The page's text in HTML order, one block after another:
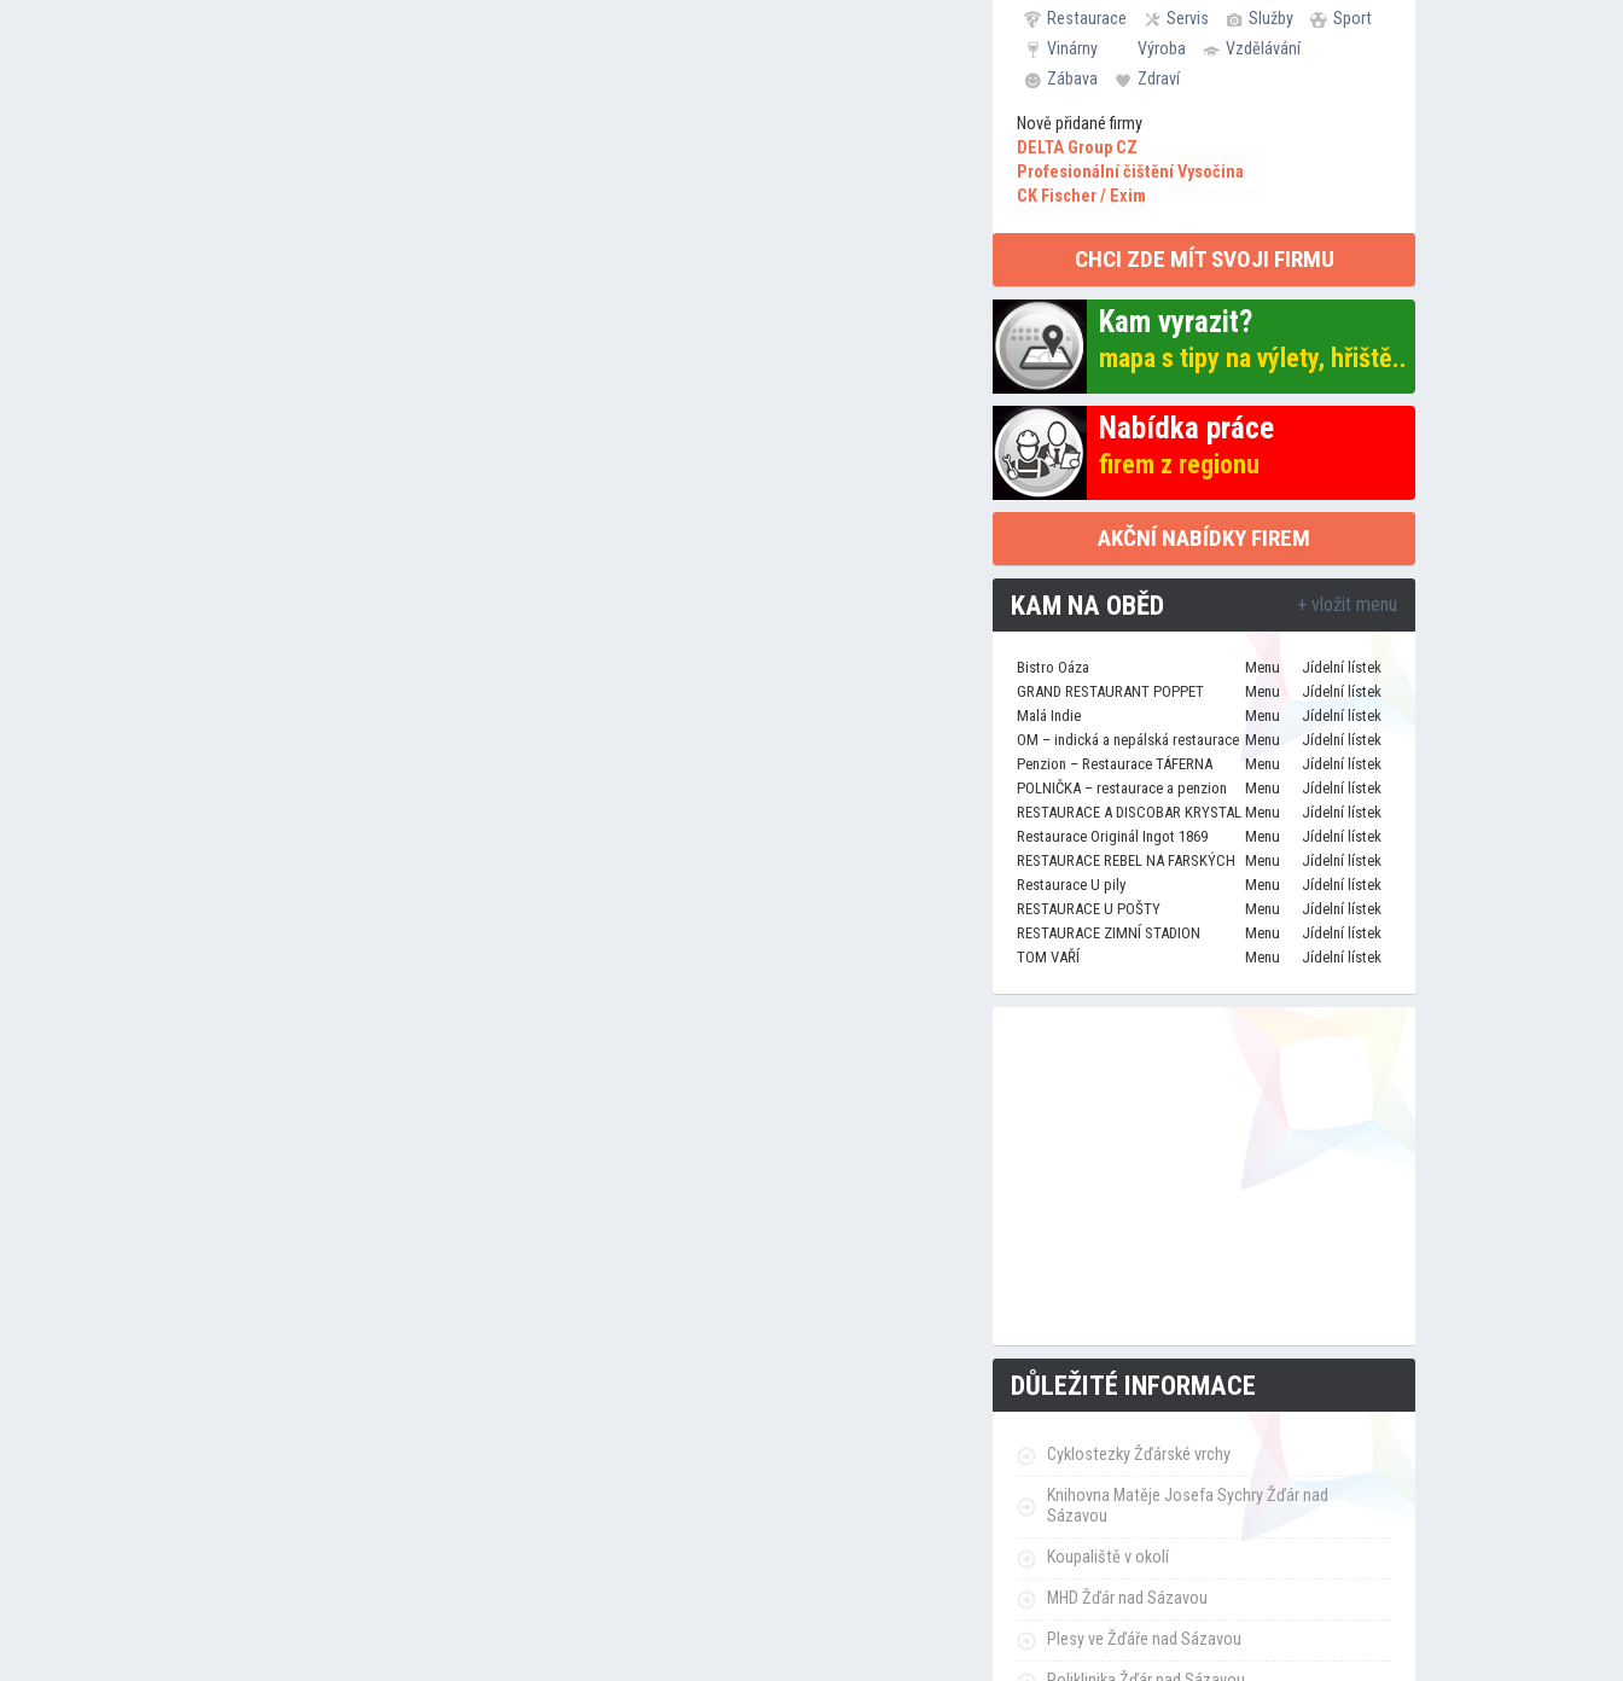
Restaurace
Servis Služby
Sport
Vinárny
Výroba
Vzdělávání
Zábava
Zdraví
Nově přidané firmy
DELTA Group CZ
Profesionální čištění Vysočina
CK Fischer / Exim
CHCI ZDE MÍT SVOJI FIRMU
Kam vyrazit?
mapa s tipy na výlety, hřiště..
Nabídka práce
firem z regionu
AKČNÍ NABÍDKY FIREM
KAM NA OBĚD + vložit menu
Bistro Oáza Menu
Jídelní lístek
GRAND RESTAURANT POPPET
Menu
Jídelní lístek
Malá Indie
Menu
Jídelní lístek
OM – indická a nepálská restaurace Menu
Jídelní lístek
Penzion – Restaurace TÁFERNA
Menu
Jídelní lístek
POLNIČKA – restaurace a penzion
Menu
Jídelní lístek
RESTAURACE A DISCOBAR KRYSTAL Menu
Jídelní lístek
Restaurace Originál Ingot 1869
Menu
Jídelní lístek
RESTAURACE REBEL NA FARSKÝCH Menu
Jídelní lístek
Restaurace U pily
Menu
Jídelní lístek
RESTAURACE U POŠTY
Menu
Jídelní lístek
RESTAURACE ZIMNÍ STADION
Menu
Jídelní lístek
TOM VAŘÍ
Menu Jídelní lístek
DŮLEŽITÉ INFORMACE
Cyklostezky Žďárské vrchy
Knihovna Matěje Josefa Sychry Žďár nad
Sázavou
Koupaliště v okolí
MHD Žďár nad Sázavou
Plesy ve Žďáře nad Sázavou